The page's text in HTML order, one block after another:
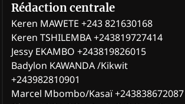
Rédaction centrale
Keren MAWETE +243 821630168
Keren TSHILEMBA +243819727414
Jessy EKAMBO +243819826015
Badylon KAWANDA /Kikwit
+243982810901
Marcel Mbombo/Kasaï +243838672087